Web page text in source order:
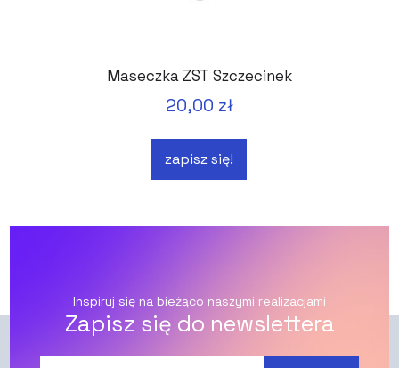
Maseczka ZST Szczecinek
20,00 zł
zapisz się!
Inspiruj się na bieżąco naszymi realizacjami
Zapisz się do newslettera